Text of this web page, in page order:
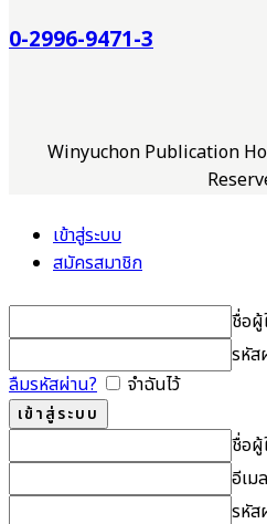
0-2996-9471-3
Winyuchon Publication
เข้าสู่ระบบ
สมัครสมาชิก
ชื่อผู้
รหัส
ลืมรหัสผ่าน?
จำฉันไว้
ชื่อผู้
อีเมล
รหัส